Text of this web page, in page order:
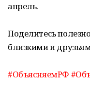
апрель.
Поделитесь
близкими и
#ОбъясняемРФ